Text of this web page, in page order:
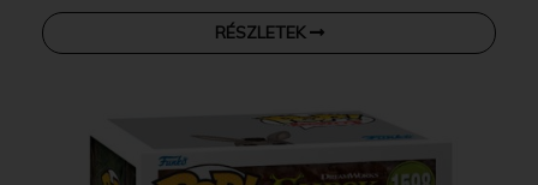
RÉSZLETEK